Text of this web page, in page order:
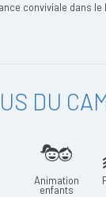
conviviale dans
DU
Animation
enfants